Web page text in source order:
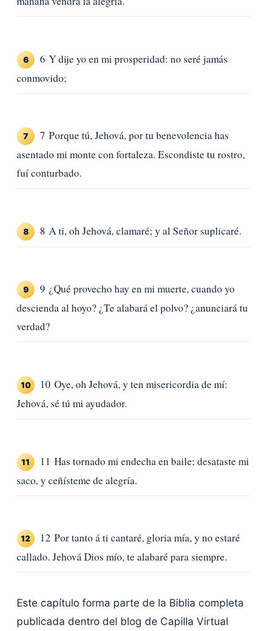
6
6 Y dije yo en mi prosperidad: no seré jamás
conmovido;
7
7 Porque tú, Jehová, por tu benevolencia has
asentado mi monte con fortaleza. Escondiste tu rostro,
fuí conturbado.
8 8 A ti, oh Jehová, clamaré; y al Señor suplicaré.
9
9 ¿Qué provecho hay en mi muerte, cuando yo
descienda al hoyo? ¿Te alabará el polvo? ¿anunciará tu
verdad?
10
10 Oye, oh Jehová, y ten misericordia de mí:
Jehová, sé tú mi ayudador.
11
11 Has tornado mi endecha en baile; desataste mi
saco, y ceñísteme de alegría.
12
12 Por tanto á ti cantaré, gloria mía, y no estaré
callado. Jehová Dios mío, te alabaré para siempre.
Este capítulo forma parte de la Biblia completa
publicada dentro del blog de Capilla Virtual